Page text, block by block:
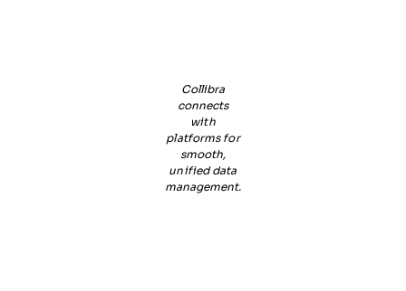
Collibra
connects
with
platforms for
smooth,
unified data
management.